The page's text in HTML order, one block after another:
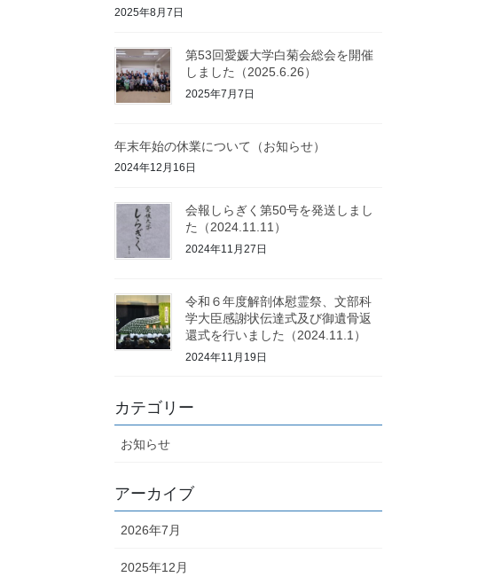
2025年8月7日
第53回愛媛大学白菊会総会を開催
しました（2025.6.26）
2025年7月7日
年末年始の休業について（お知らせ）
2024年12月16日
会報しらぎく第50号を発送しまし
た（2024.11.11）
2024年11月27日
令和６年度解剖体慰霊祭、文部科
学大臣感謝状伝達式及び御遺骨返
還式を行いました（2024.11.1）
2024年11月19日
カテゴリー
お知らせ
アーカイブ
2026年7月
2025年12月